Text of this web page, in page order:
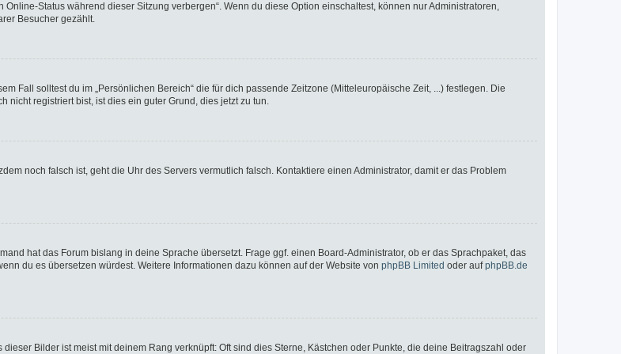
Status während dieser Sitzung verbergen“. Wenn du diese Option einschaltest, können nur Administratoren,
Besucher gezählt.
Fall solltest du im „Persönlichen Bereich“ die für dich passende Zeitzone (Mitteleuropäische Zeit, ...) festlegen. Die
nicht registriert bist, ist dies ein guter Grund, dies jetzt zu tun.
noch falsch ist, geht die Uhr des Servers vermutlich falsch. Kontaktiere einen Administrator, damit er das Problem
hat das Forum bislang in deine Sprache übersetzt. Frage ggf. einen Board-Administrator, ob er das Sprachpaket, das
du es übersetzen würdest. Weitere Informationen dazu können auf der Website von phpBB Limited oder aufphpBB.de
Bilder ist meist mit deinem Rang verknüpft: Oft sind dies Sterne, Kästchen oder Punkte, die deine Beitragszahl oder